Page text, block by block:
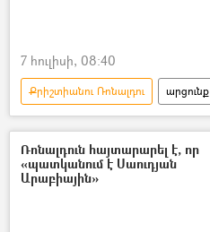
7 հուլիսի, 08:40
Քրիշտիանու Ռոնալդու
արցունք
Տեսանյութեր
տեսանյութ
ֆուտբոլիստ
Ֆուտբոլի աշխարհի առաջնություն
Ռոնալդուն հայտարարել է, որ
«պատկանում է Սաուդյան
Արաբիային»